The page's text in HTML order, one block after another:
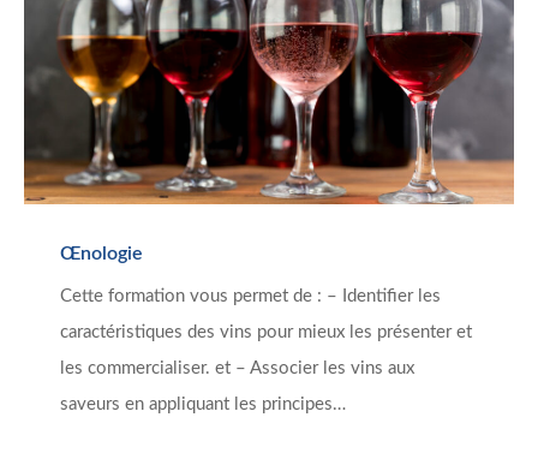
Œnologie
Cette formation vous permet de : – Identifier les
caractéristiques des vins pour mieux les présenter et
les commercialiser. et – Associer les vins aux
saveurs en appliquant les principes…